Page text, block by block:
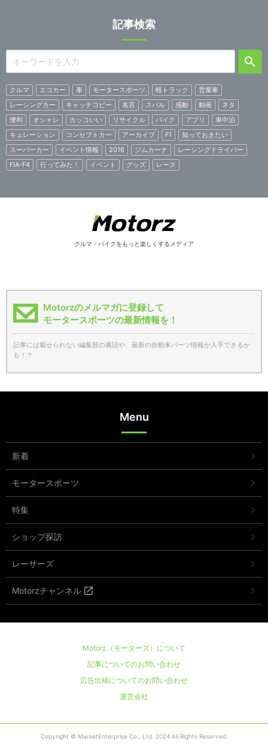
記事検索
クルマ エコカー 車 モータースポーツ 軽トラック
営業車
レーシングカー
キャッチコピー 名言 スバル 感動 動画
ネタ
便利
オシャレ カッコいい リサイクル バイク アプリ
車中泊
キュレーション
コンセプトカー アーカイブ F1
知っておきたい
スーパーカー
イベント情報 2016 ジムカーナ
レーシングドライバー
FIA-F4
行ってみた！ イベント グッズ レース
クルマ・バイクをもっと楽しくするメディア
Motorzのメルマガに登録して
モータースポーツの最新情報を！
記事には載せられない編集部の裏話や、最新の自動車パーツ情報が入手できるか
も！？
Menu
新着
モータースポーツ
特集
ショップ探訪
レーサーズ
Motorzチャンネル
Motorz（モーターズ）について
記事についてのお問い合わせ
広告出稿についてのお問い合わせ
運営会社
Copyright © MarketEnterprise Co., Ltd. 2024 All Rights Reserved.